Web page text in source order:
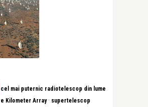
cel mai puternic radiotelescop din lume
Kilometer Array· supertelescop